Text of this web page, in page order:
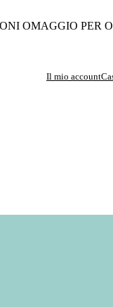
OMAGGIO PER
Il mio account